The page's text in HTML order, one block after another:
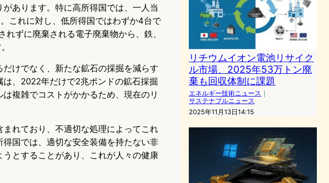
あります。特に高所得国では、一人当
これに対し、低所得国ではわずか4台で
ずに廃棄される電子廃棄物から、鉄、
けでなく、新たな鉱石の採掘を減らす
、2022年だけで2兆ポンドの鉱石採掘
複雑でコストがかかるため、現在のリ
れており、不適切な処理によってこれ
国では、適切な安全装備を持たない非
とすることがあり、これが人々の健康
リチウムイオン電池リサイク
ル市場、2025年53万トン廃
棄も回収体制に課題
エネルギー技術ニュース ｜
サステナブルニュース
2025年11月13日14:15